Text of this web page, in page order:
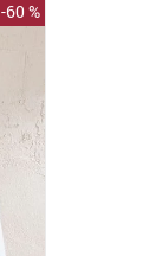
-60 %